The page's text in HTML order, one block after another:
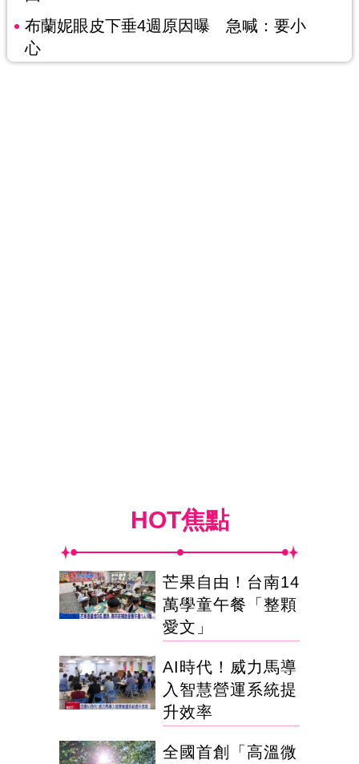
布蘭妮眼皮下垂4週原因曝 急喊：要小
心
HOT焦點
芒果自由！台南14
萬學童午餐「整顆
愛文」
AI時代！威力馬導
入智慧營運系統提
升效率
全國首創「高溫微